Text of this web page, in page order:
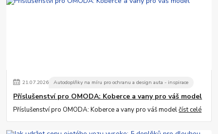
21.07.2026 Autodoplňky na míru pro ochranu a design auta - inspirace
Příslušenství pro OMODA: Koberce a vany pro váš model
Příslušenství pro OMODA: Koberce a vany pro váš modelčíst celé